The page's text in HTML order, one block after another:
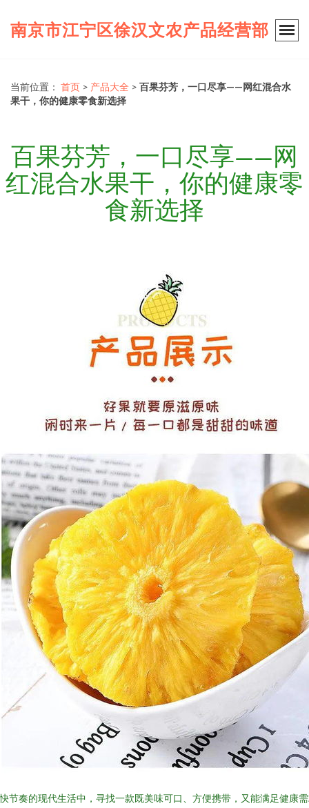
南京市江宁区徐汉文农产品经营部
当前位置： 首页 > 产品大全 > 百果芬芳，一口尽享——网红混合水
果干，你的健康零食新选择
百果芬芳，一口尽享——网
红混合水果干，你的健康零
食新选择
节奏的现代生活中，寻找一款既美味可口、方便携带，又能满足健康